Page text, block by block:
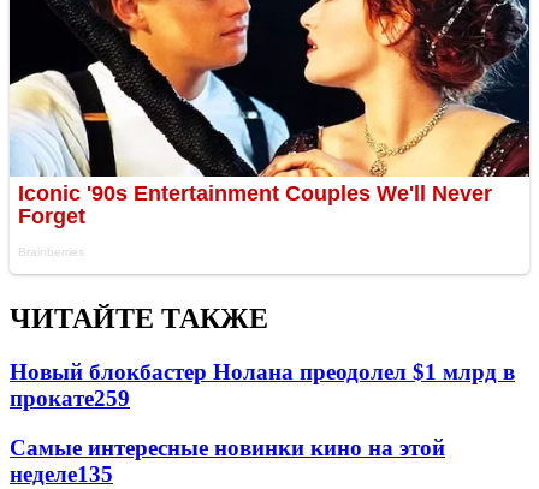
ЧИТАЙТЕ ТАКЖЕ
Новый блокбастер Нолана преодолел $1 млрд в
прокате259
Самые интересные новинки кино на этой
неделе135